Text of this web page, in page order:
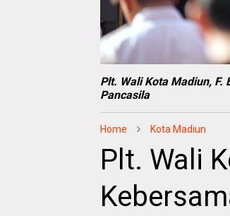
Plt. Wali Kota Madiun,
Pancasila
Home Kota Madiun
Plt. Wali